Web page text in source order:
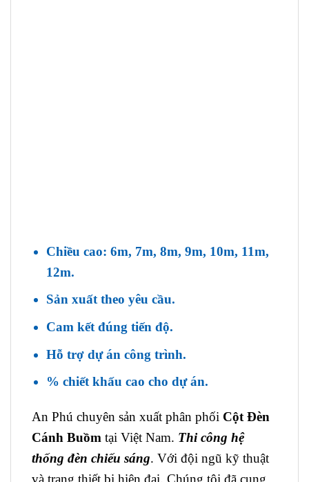
Chiều cao: 6m, 7m, 8m, 9m, 10m, 11m,
12m.
Sản xuất theo yêu cầu.
Cam kết đúng tiến độ.
Hỗ trợ dự án công trình.
% chiết khấu cao cho dự án.
An Phú chuyên sản xuất phân phối Cột Đèn
Cánh Buồm tại Việt Nam. Thi công hệ
thống đèn chiếu sáng. Với đội ngũ kỹ thuật
và trang thiết bị hiện đại. Chúng tôi đã cung